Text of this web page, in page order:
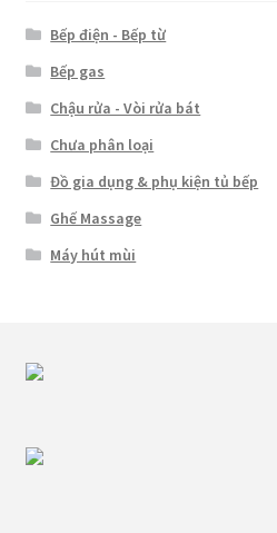
Bếp điện - Bếp từ
Bếp gas
Chậu rửa - Vòi rửa bát
Chưa phân loại
Đồ gia dụng & phụ kiện tủ bếp
Ghế Massage
Máy hút mùi